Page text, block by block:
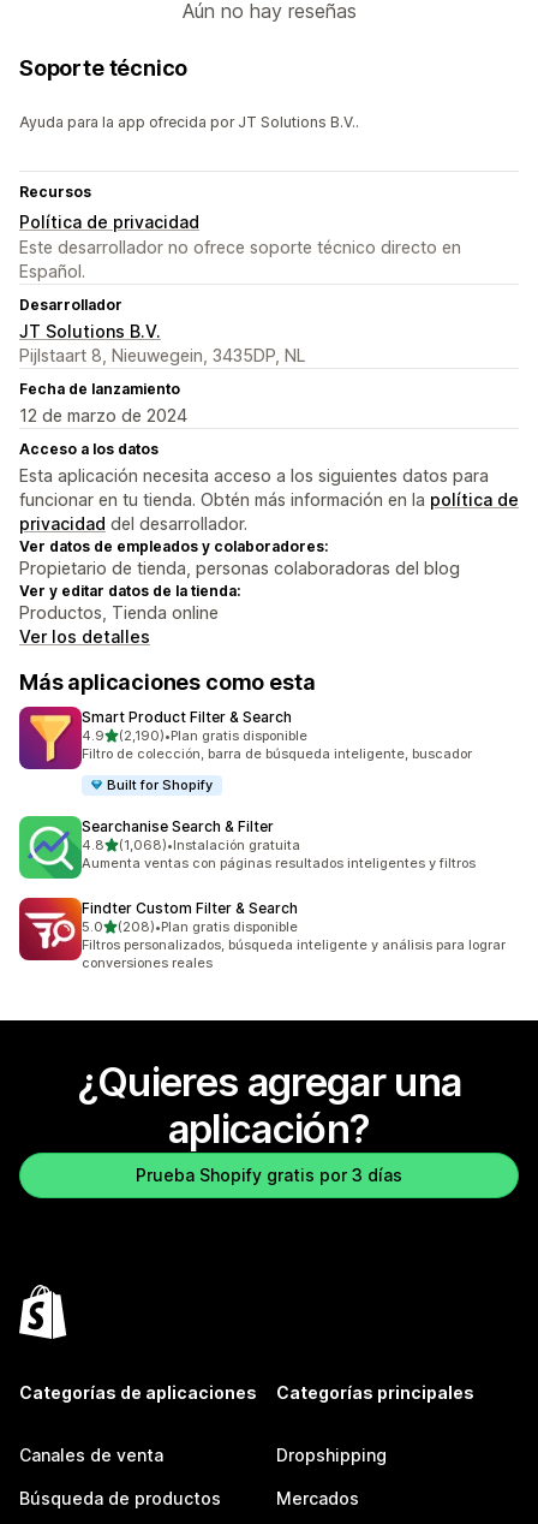
Aún no hay reseñas
Soporte técnico
Ayuda para la app ofrecida por JT Solutions B.V..
Recursos
Política de privacidad
Este desarrollador no ofrece soporte técnico directo en
Español.
Desarrollador
JT Solutions B.V.
Pijlstaart 8, Nieuwegein, 3435DP, NL
Fecha de lanzamiento
12 de marzo de 2024
Acceso a los datos
Esta aplicación necesita acceso a los siguientes datos para
funcionar en tu tienda. Obtén más información en la política de
privacidad del desarrollador.
Ver datos de empleados y colaboradores:
Propietario de tienda, personas colaboradoras del blog
Ver y editar datos de la tienda:
Productos, Tienda online
Ver los detalles
Más aplicaciones como esta
Smart Product Filter & Search
4.9de 5 estrellas
(2,190)
2190 reseñas en total
•Plan gratis disponible
Filtro de colección, barra de búsqueda inteligente, buscador
Built for Shopify
Searchanise Search & Filter
4.8de 5 estrellas
(1,068)
1068 reseñas en total
•Instalación gratuita
Aumenta ventas con páginas resultados inteligentes y filtros
Findter Custom Filter & Search
5.0de 5 estrellas
(208)
208 reseñas en total
•Plan gratis disponible
Filtros personalizados, búsqueda inteligente y análisis para lograr
conversiones reales
¿Quieres agregar una
aplicación?
Prueba Shopify gratis por 3 días
Categorías de aplicaciones
Canales de venta
Búsqueda de productos
Categorías principales
Dropshipping
Mercados